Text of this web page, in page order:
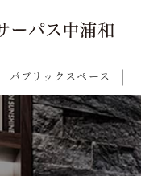
パブリックスペース